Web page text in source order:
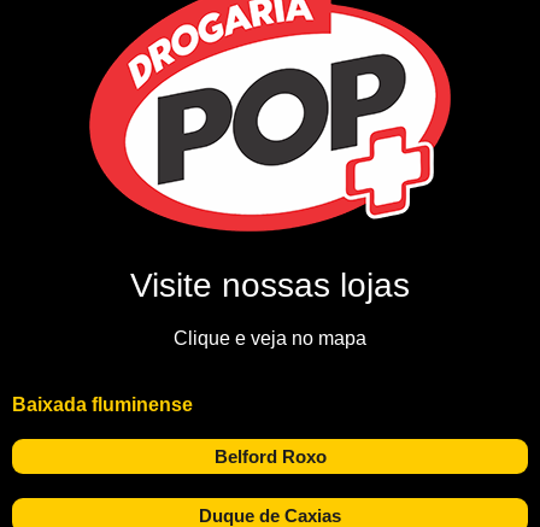
Visite nossas lojas
Clique e veja no mapa
Baixada fluminense
Belford Roxo
Duque de Caxias